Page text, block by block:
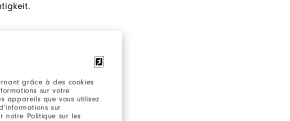
grâce à des cookies
sur votre
appareils que vous utilisez
sur
notre Politique sur les